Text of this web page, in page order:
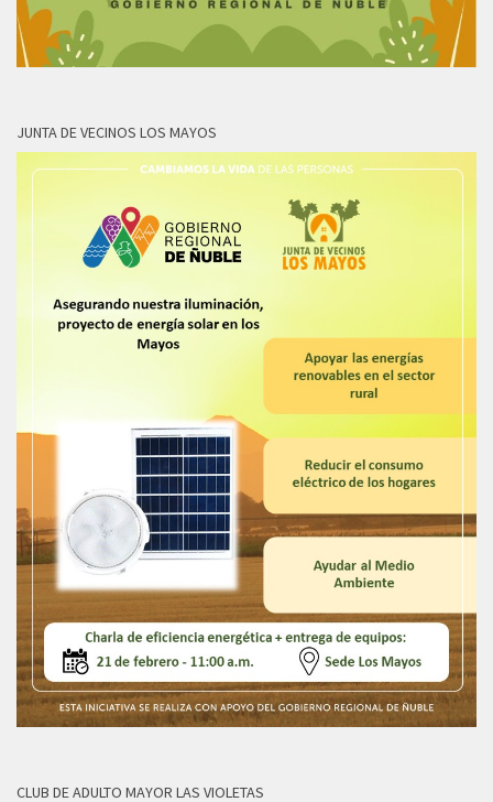
JUNTA DE VECINOS LOS MAYOS
CLUB DE ADULTO MAYOR LAS VIOLETAS